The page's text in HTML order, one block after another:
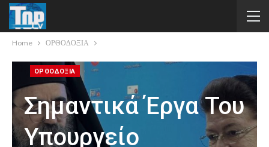
Home ΟΡΘΟΔΟΞΙΑ
ΟΡΘΟΔΟΞΙΑ
Σημαντικά Έργα Του
Υπουργείο